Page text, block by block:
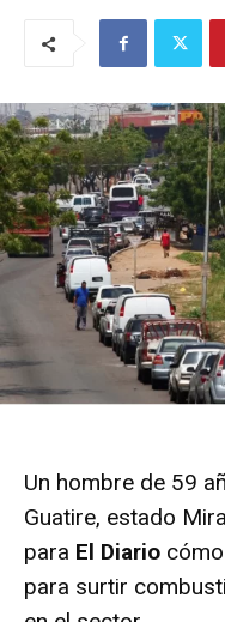
Un hombre de 59
Guatire, estado
para El Diario
para surtir